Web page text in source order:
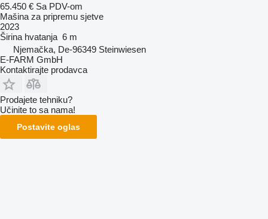
65.450 € Sa PDV-om
Mašina za pripremu sjetve
2023
Širina hvatanja 6 m
Njemačka, De-96349 Steinwiesen
E-FARM GmbH
Kontaktirajte prodavca
Prodajete tehniku?
Učinite to sa nama!
Postavite oglas